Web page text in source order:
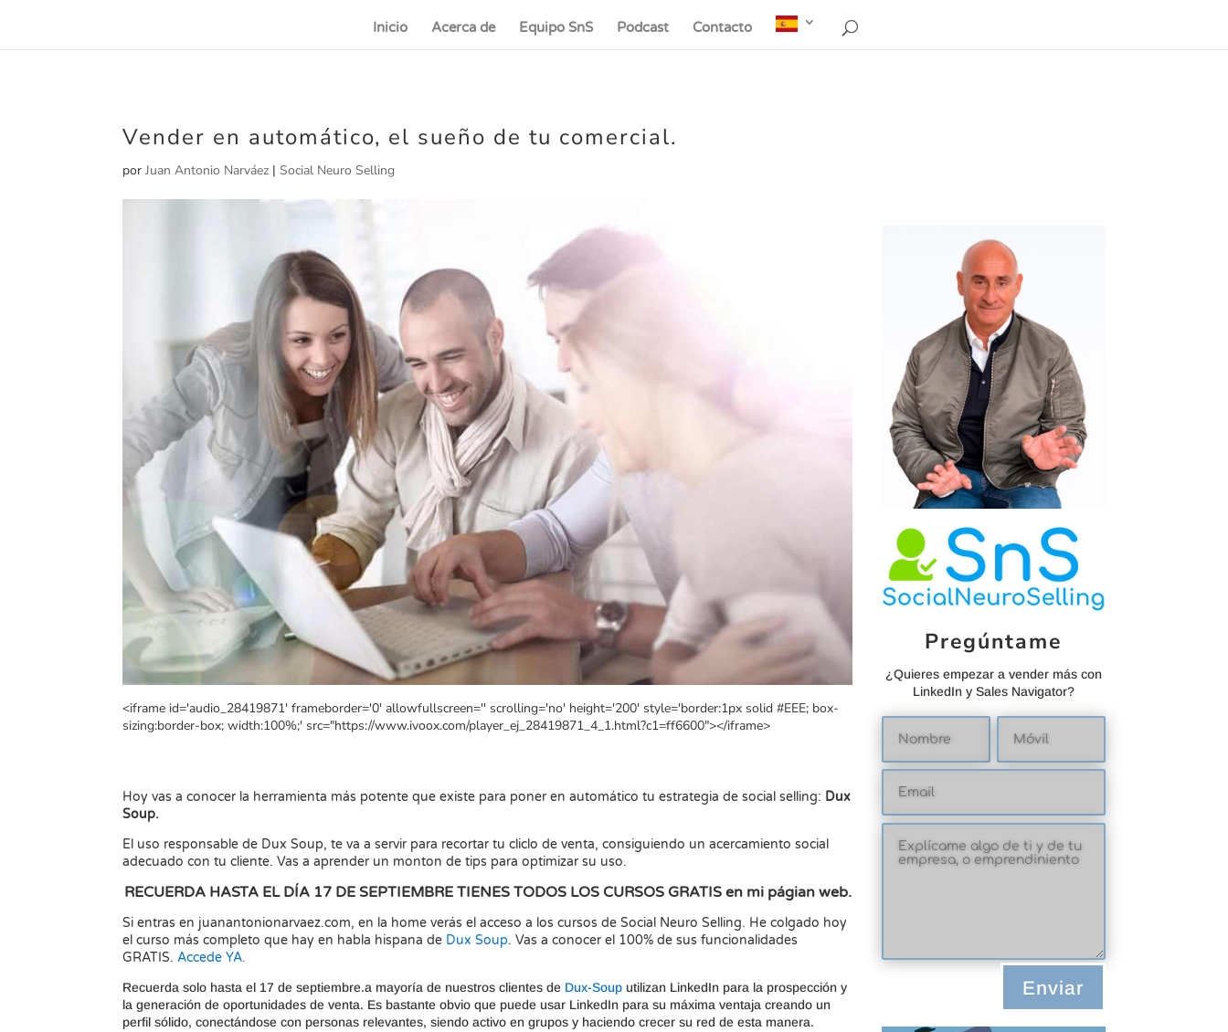
Inicio Acerca de Equipo SnS Podcast Contacto
Vender en automático, el sueño de tu comercial.
porJuan Antonio Narváez | Social Neuro Selling
<iframe id='audio_28419871' frameborder='0' allowfullscreen='' scrolling='no' height='200' style='border:1px solid #EEE; box-
sizing:border-box; width:100%;' src="https://www.ivoox.com/player_ej_28419871_4_1.html?c1=ff6600"></iframe>
Hoy vas a conocer la herramienta más potente que existe para poner en automático tu estrategia de social selling: Dux
Soup.
El uso responsable de Dux Soup, te va a servir para recortar tu cliclo de venta, consiguiendo un acercamiento social
adecuado con tu cliente. Vas a aprender un monton de tips para optimizar su uso.
RECUERDA HASTA EL DÍA 17 DE SEPTIEMBRE TIENES TODOS LOS CURSOS GRATIS en mi págian web.
Si entras en juanantonionarvaez.com, en la home verás el acceso a los cursos de Social Neuro Selling. He colgado hoy
el curso más completo que hay en habla hispana de Dux Soup. Vas a conocer el 100% de sus funcionalidades
GRATIS.Accede YA.
Recuerda solo hasta el 17 de septiembre.a mayoría de nuestros clientes de Dux-Soup utilizan LinkedIn para la prospección y
la generación de oportunidades de venta. Es bastante obvio que puede usar LinkedIn para su máxima ventaja creando un
perfil sólido, conectándose con personas relevantes, siendo activo en grupos y haciendo crecer su red de esta manera.
Pregúntame
¿Quieres empezar a vender más con
LinkedIn y Sales Navigator?
Enviar